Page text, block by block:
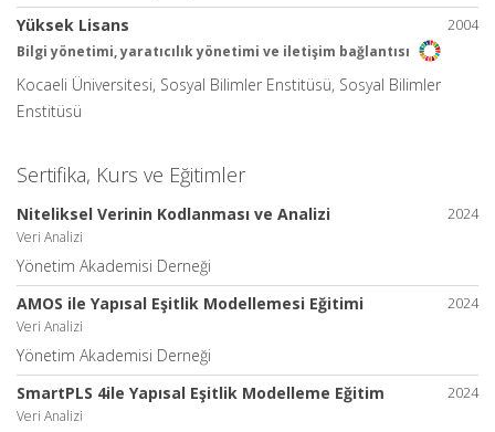
2004
Yüksek Lisans
Bilgi yönetimi, yaratıcılık yönetimi ve iletişim bağlantısı
Kocaeli Üniversitesi, Sosyal Bilimler Enstitüsü, Sosyal Bilimler
Enstitüsü
Sertifika, Kurs ve Eğitimler
2024
Niteliksel Verinin Kodlanması ve Analizi
Veri Analizi
Yönetim Akademisi Derneği
2024
AMOS ile Yapısal Eşitlik Modellemesi Eğitimi
Veri Analizi
Yönetim Akademisi Derneği
2024
SmartPLS 4ile Yapısal Eşitlik Modelleme Eğitim
Veri Analizi